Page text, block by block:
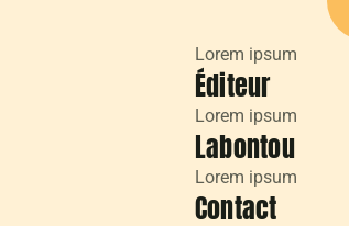
Lorem ipsum
Éditeur
Lorem ipsum
Labontou
Lorem ipsum
Contact